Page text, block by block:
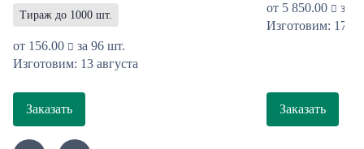
Тираж до 1000 шт.
от 156.00
за 96 шт.
Изготовим: 13 августа
Заказать
от 5 850.00
за
Изготовим: 17
Заказать